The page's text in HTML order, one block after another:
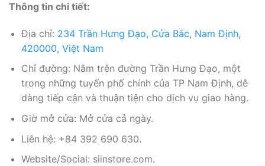
Thông tin chi tiết:
Địa chỉ: 234 Trần Hưng Đạo, Cửa Bắc, Nam Định,
420000, Việt Nam
Chỉ đường: Nằm trên đường Trần Hưng Đạo, một
trong những tuyến phố chính của TP Nam Định, dễ
dàng tiếp cận và thuận tiện cho dịch vụ giao hàng.
Giờ mở cửa: Mở cửa cả ngày.
Liên hệ: +84 392 690 630.
Website/Social: siinstore.com.